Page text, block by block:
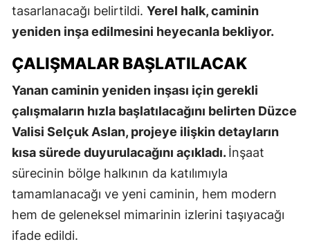
tasarlanacağı belirtildi. Yerel halk, caminin
yeniden inşa edilmesini heyecanla bekliyor.
ÇALIŞMALAR BAŞLATILACAK
Yanan caminin yeniden inşası için gerekli
çalışmaların hızla başlatılacağını belirten Düzce
Valisi Selçuk Aslan, projeye ilişkin detayların
kısa sürede duyurulacağını açıkladı.İnşaat
sürecinin bölge halkının da katılımıyla
tamamlanacağı ve yeni caminin, hem modern
hem de geleneksel mimarinin izlerini taşıyacağı
ifade edildi.